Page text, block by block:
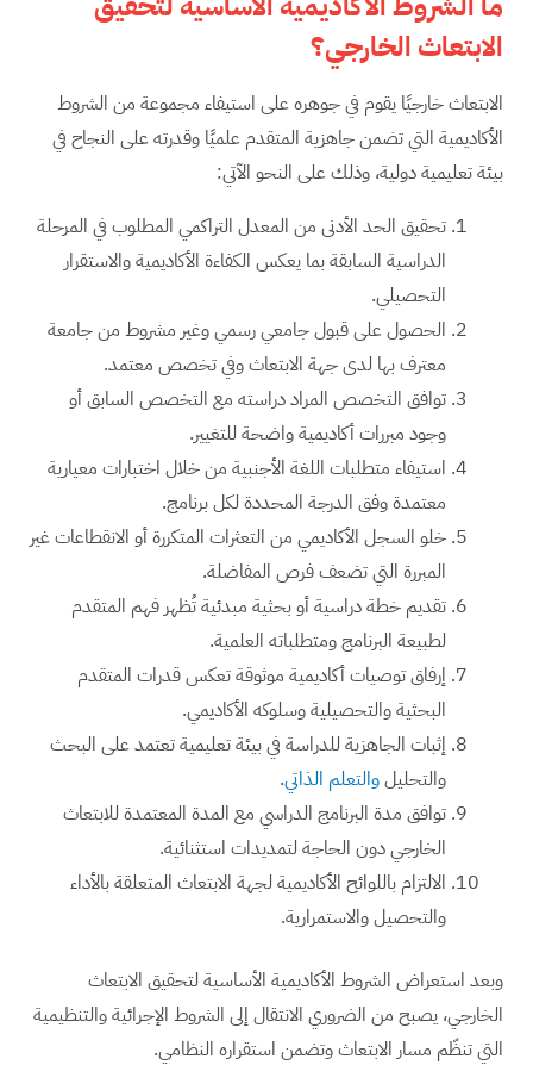
الابتعاث الخارجي؟
الابتعاث خارجيًا يقوم في جوهره على استيفاء مجموعة من الشروط
الأكاديمية التي تضمن جاهزية المتقدم علميًا وقدرته على النجاح في
بيئة تعليمية دولية، وذلك على النحو الآتي:
تحقيق الحد الأدنى من المعدل التراكمي المطلوب في المرحلة
الدراسية السابقة بما يعكس الكفاءة الأكاديمية والاستقرار
التحصيلي.
الحصول على قبول جامعي رسمي وغير مشروط من جامعة
معترف بها لدى جهة الابتعاث وفي تخصص معتمد.
توافق التخصص المراد دراسته مع التخصص السابق أو
وجود مبررات أكاديمية واضحة للتغيير.
استيفاء متطلبات اللغة الأجنبية من خلال اختبارات معيارية
معتمدة وفق الدرجة المحددة لكل برنامج.
خلو السجل الأكاديمي من التعثرات المتكررة أو الانقطاعات غير
المبررة التي تضعف فرص المفاضلة.
تقديم خطة دراسية أو بحثية مبدئية تُظهر فهم المتقدم
لطبيعة البرنامج ومتطلباته العلمية.
إرفاق توصيات أكاديمية موثوقة تعكس قدرات المتقدم
البحثية والتحصيلية وسلوكه الأكاديمي.
إثبات الجاهزية للدراسة في بيئة تعليمية تعتمد على البحث
والتحليلوالتعلم الذاتي.
توافق مدة البرنامج الدراسي مع المدة المعتمدة للابتعاث
الخارجي دون الحاجة لتمديدات استثنائية.
الالتزام باللوائح الأكاديمية لجهة الابتعاث المتعلقة بالأداء
والتحصيل والاستمرارية.
وبعد استعراض الشروط الأكاديمية الأساسية لتحقيق الابتعاث
الخارجي، يصبح من الضروري الانتقال إلى الشروط الإجرائية والتنظيمية
التي تنظّم مسار الابتعاث وتضمن استقراره النظامي.